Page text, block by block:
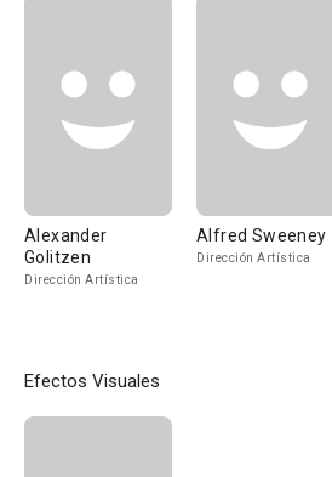
Alexander
Golitzen
Dirección Artística
Alfred Sweeney
Dirección Artística
Efectos Visuales